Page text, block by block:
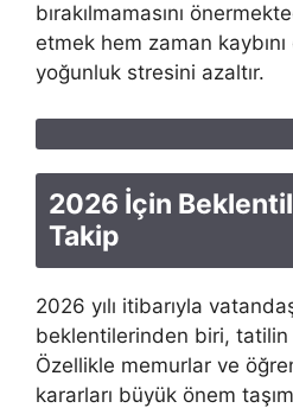
bırakılmamasını
etmek hem zaman
yoğunluk stresini azaltır.
2026 İçin
Takip
2026 yılı itibarıyla
beklentilerinden biri, tatilin
Özellikle memurlar ve
kararları büyük önem